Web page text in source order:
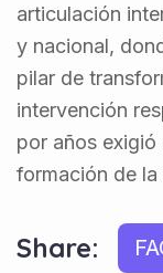
articulación
y nacional,
pilar de
intervención
por años
formación de
Share: